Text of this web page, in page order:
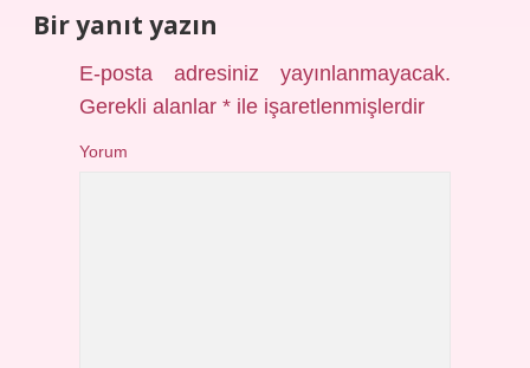
Bir yanıt yazın
E-posta adresiniz yayınlanmayacak.
Gerekli alanlar* ile işaretlenmişlerdir
Yorum